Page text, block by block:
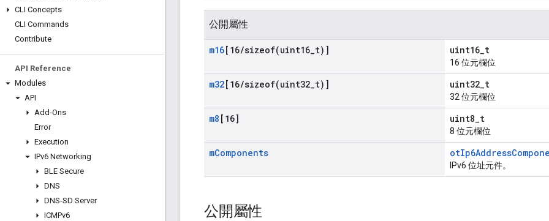
CLI Concepts
CLI Commands
Contribute
API Reference
Modules
API
Add-Ons
Error
Execution
IPv6 Networking
BLE Secure
DNS
DNS-SD Server
ICMPv6
公開屬性
m16[16/sizeof(uint16 t)] uint16_t
16 位元欄位
m32[16/sizeof(uint32 t)] uint32_t
32 位元欄位
m8 [16] uint8_t
8 位元欄位
mComponents
IPv6 位址元件。
公開屬性